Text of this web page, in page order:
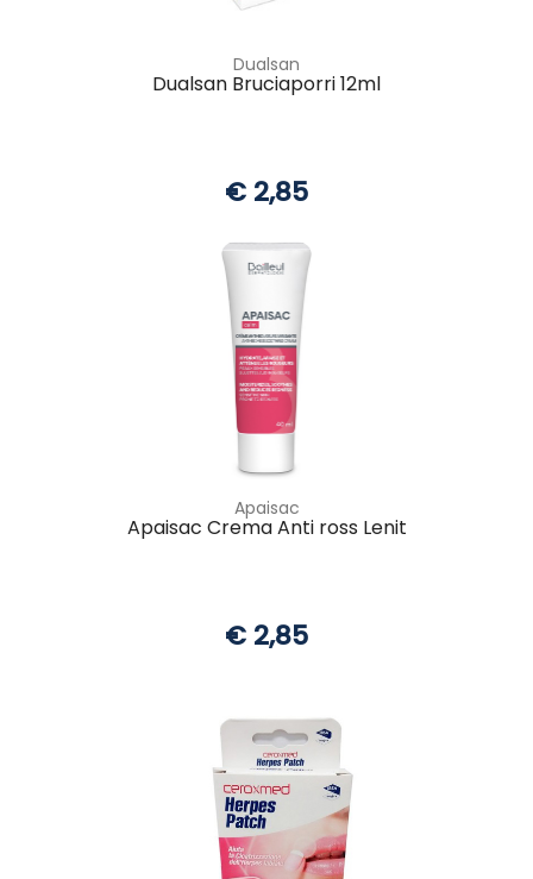
Dualsan
Dualsan Bruciaporri 12ml
€ 2,85
Apaisac
Apaisac Crema Anti ross Lenit
€ 2,85